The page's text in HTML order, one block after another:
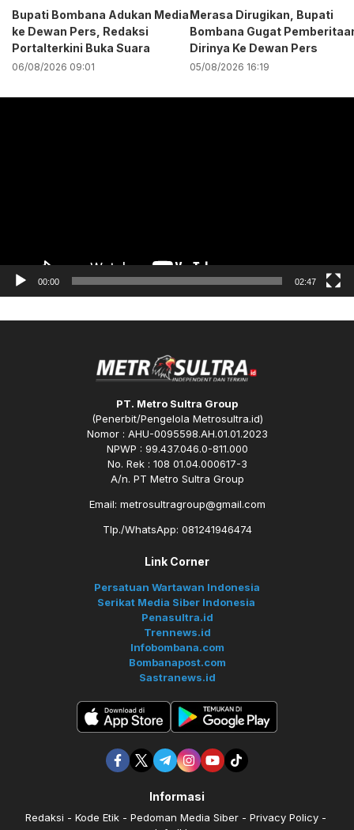
Bupati Bombana Adukan Media
ke Dewan Pers, Redaksi
Portalterkini Buka Suara
06/08/2026 09:01
Merasa Dirugikan, Bupati
Bombana Gugat
Dirinya Ke Dewan Pers
05/08/2026 16:19
00:00 02:47
PT. Metro Sultra Group
(Penerbit/Pengelola Metrosultra.id)
Nomor : AHU-0095598.AH.01.01.2023
NPWP : 99.437.046.0-811.000
No. Rek : 108 01.04.000617-3
A/n. PT Metro Sultra Group
Email: metrosultragroup@gmail.com
Tlp./WhatsApp: 081241946474
Link Corner
Persatuan Wartawan Indonesia
Serikat Media Siber Indonesia
Penasultra.id
Trennews.id
Infobombana.com
Bombanapost.com
Sastranews.id
Informasi
Redaksi Kode Etik Pedoman Media Siber
Privacy Policy